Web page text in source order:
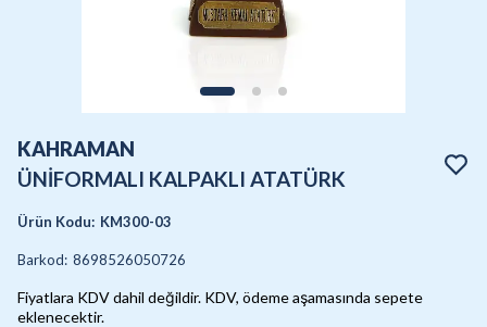
KAHRAMAN
ÜNİFORMALI KALPAKLI ATATÜRK
Ürün Kodu: KM300-03
Barkod: 8698526050726
Fiyatlara KDV dahil değildir. KDV, ödeme aşamasında sepete
eklenecektir.